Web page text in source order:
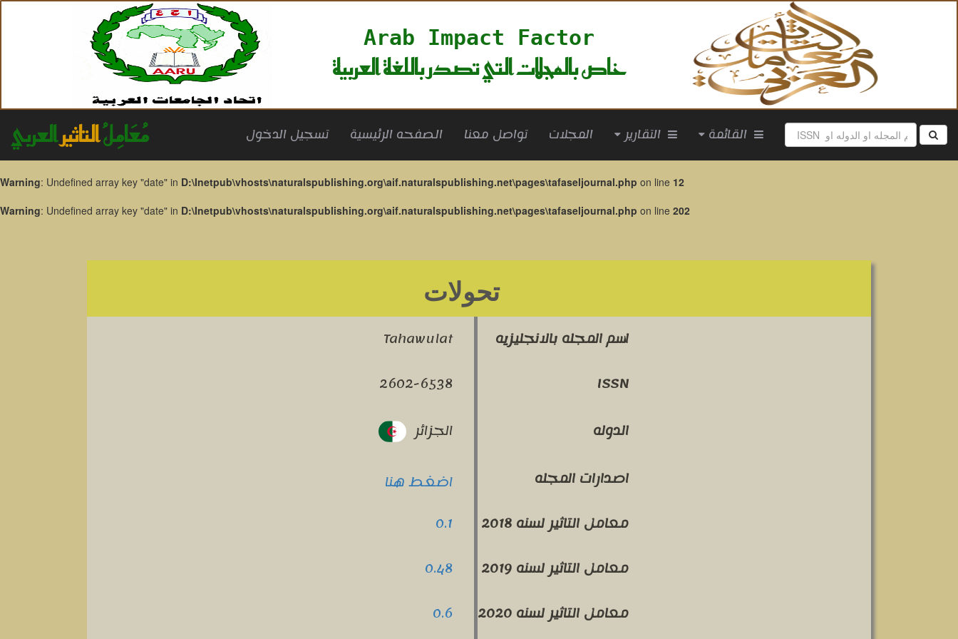
Arab Impact Factor
خاص بالمجلات التي تصدر باللغة العربية
مُعَامِلُالتاثيرالعربي تسجيل الدخول الصفحه الرئيسية(current)
تواصل معنا المجلات
Warning: Undefined array key "date" in D:\Inetpub\vhosts\naturalspublishing.org\aif.naturalspublishing.net\pages\tafaseljournal.php on line 12
Warning: Undefined array key "date" in D:\Inetpub\vhosts\naturalspublishing.org\aif.naturalspublishing.net\pages\tafaseljournal.php on line 202
تحولات
اسم المجله بالانجليزيه
Tahawulat
ISSN
2602-6538
الدوله
الجزائر
اصدارات المجله
اضغط هنا
معامل التاثير لسنه 2018
0.1
معامل التاثير لسنه 2019
0.48
معامل التاثير لسنه 2020
0.6